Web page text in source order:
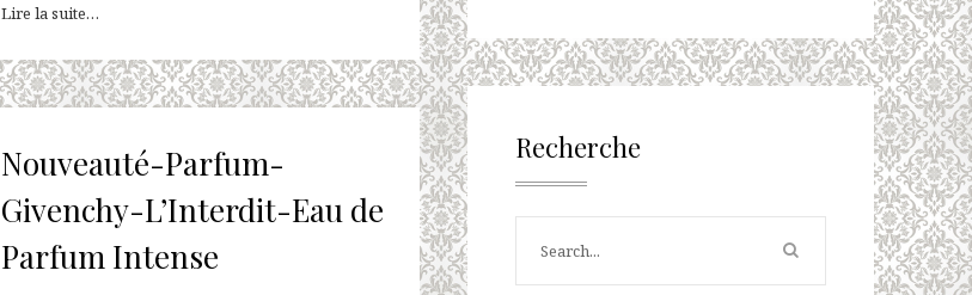
Lire la suite…
Nouveauté-Parfum-
Givenchy-L’Interdit-Eau de
Parfum Intense
Recherche